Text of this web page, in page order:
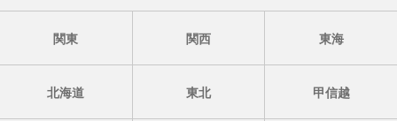
関東 関西 東海
北海道 東北 甲信越